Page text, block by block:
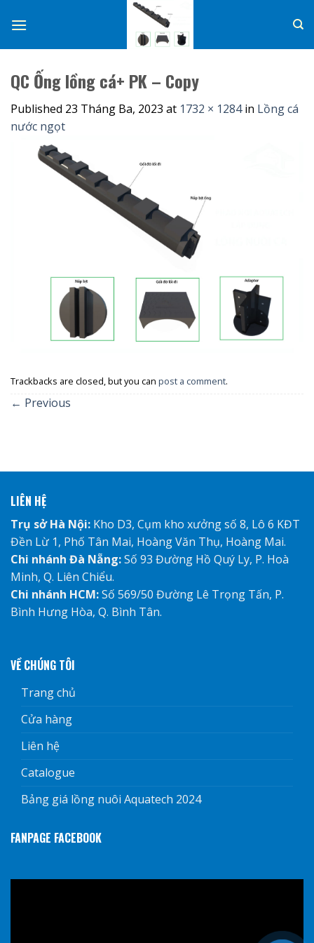
QC Ống lồng cá+ PK – Copy
Published 23 Tháng Ba, 2023 at 1732 × 1284in Lồng cá
nước ngọt
Trackbacks are closed, but you can post a comment.
← Previous
LIÊN HỆ
Trụ sở Hà Nội: Kho D3, Cụm kho xưởng số 8, Lô 6 KĐT
Đền Lừ 1, Phố Tân Mai, Hoàng Văn Thụ, Hoàng Mai.
Chi nhánh Đà Nẵng:Số 93 Đường Hồ Quý Ly, P. Hoà
Minh, Q. Liên Chiểu.
Chi nhánh HCM:Số 569/50 Đường Lê Trọng Tấn, P.
Bình Hưng Hòa, Q. Bình Tân.
VỀ CHÚNG TÔI
Trang chủ
Cửa hàng
Liên hệ
Catalogue
Bảng giá lồng nuôi Aquatech 2024
FANPAGE FACEBOOK